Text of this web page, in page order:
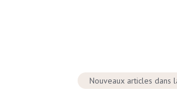
Nouveaux articles dans